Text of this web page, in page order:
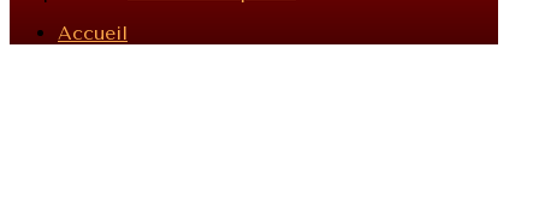
Accueil